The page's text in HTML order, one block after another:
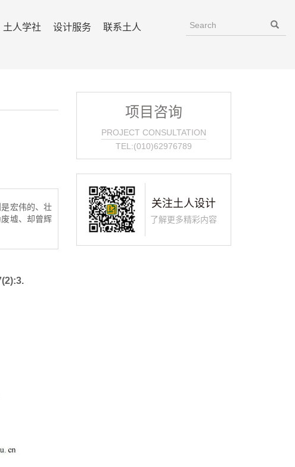
土人学社 设计服务 联系土人
宏伟的、壮
墟、却曾辉
项目咨询
PROJECT CONSULTATION
TEL:(010)62976789
关注土人设计
了解更多精彩内容